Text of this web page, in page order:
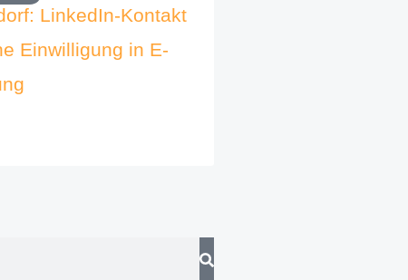
LinkedIn-Kontakt
Einwilligung in E-